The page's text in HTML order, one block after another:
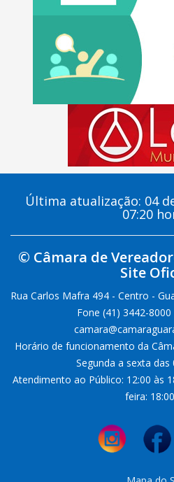
Última atualização: 04
07:20
© Câmara de
Site
Rua Carlos Mafra 494 - Centro -
Fone (41) 3442-
Horário de funcionamento da
Segunda a sexta das
Atendimento ao Público: 12:00 às
feira: